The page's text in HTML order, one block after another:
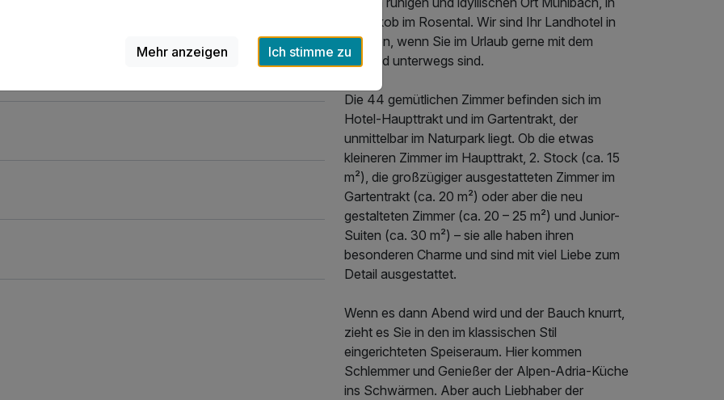
St. Jakob im Rosental. Wir sind Ihr Landhotel in
Kärnten, wenn Sie im Urlaub gerne mit dem
Fahrrad unterwegs sind.
Die 44 gemütlichen Zimmer befinden sich im
Hotel-Haupttrakt und im Gartentrakt, der
unmittelbar im Naturpark liegt. Ob die etwas
kleineren Zimmer im Haupttrakt, 2. Stock (ca. 15
m²), die großzügiger ausgestatteten Zimmer im
Gartentrakt (ca. 20 m²) oder aber die neu
gestalteten Zimmer (ca. 20 – 25 m²) und Junior-
Suiten (ca. 30 m²) – sie alle haben ihren
besonderen Charme und sind mit viel Liebe zum
Detail ausgestattet.
Wenn es dann Abend wird und der Bauch knurrt,
zieht es Sie in den im klassischen Stil
eingerichteten Speiseraum. Hier kommen
Schlemmer und Genießer der Alpen-Adria-Küche
ins Schwärmen. Aber auch Liebhaber der
Mehr anzeigen Ich stimme zu